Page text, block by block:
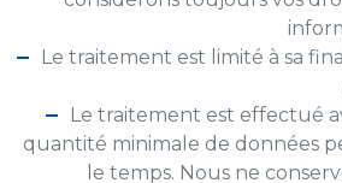
Le traitement est limité à sa
Le traitement est effectué
quantité minimale de données
le temps. Nous ne